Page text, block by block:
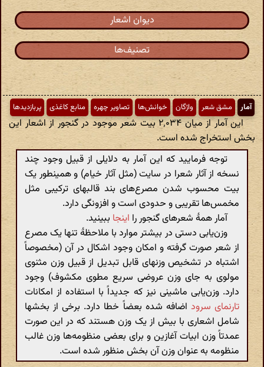
دیوان اشعار
تصنیف‌ها
آمار مشق شعر واژگان خوانش‌ها تصاویر چهره منابع کاغذی پربازدیدها
این آمار از میان ۲٬۰۳۴ بیت شعر موجود در گنجور از اشعار این
بخش استخراج شده است.
توجه فرمایید که این آمار به دلایلی از قبیل وجود چند
نسخه از آثار شعرا در سایت (مثل آثار خیام) و همینطور یک
بیت محسوب شدن مصرع‌های بند قالبهای ترکیبی مثل
مخمس‌ها تقریبی و حدودی است و افزونگی دارد.
آمار همهٔ شعرهای گنجور را اینجا ببینید.
وزن‌یابی دستی در بیشتر موارد با ملاحظهٔ تنها یک مصرع
از شعر صورت گرفته و امکان وجود اشکال در آن (مخصوصاً
اشتباه در تشخیص وزنهای قابل تبدیل از قبیل وزن مثنوی
مولوی به جای وزن عروضی سریع مطوی مکشوف) وجود
دارد. وزن‌یابی ماشینی نیز که جدیداً با استفاده از امکانات
تارنمای سرود اضافه شده بعضاً خطا دارد. برخی از بخشها
شامل اشعاری با بیش از یک وزن هستند که در این صورت
عمدتاً وزن ابیات آغازین و برای بعضی منظومه‌ها وزن غالب
منظومه به عنوان وزن آن بخش منظور شده است.